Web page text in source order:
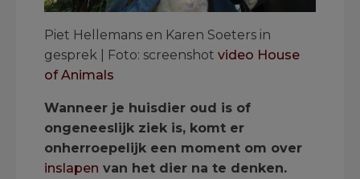
Piet Hellemans en Karen Soeters in
gesprek | Foto: screenshot video House
of Animals
Wanneer je huisdier oud is of
ongeneeslijk ziek is, komt er
onherroepelijk een moment om over
inslapen van het dier na te denken.